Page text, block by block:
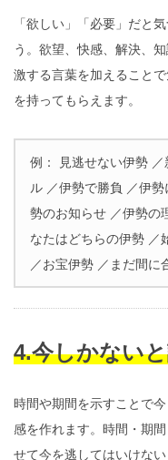
「欲しい」「必要」だと
う。欲望、快感、解決、
激する言葉を加えること
を持ってもらえます。
例： 見逃せない伊勢 ／
ル ／伊勢で勝負 ／伊
勢のお知らせ ／伊勢の
なたはどちらの伊勢 ／
／お宝伊勢 ／まだ間に
4.今しかない
時間や期間を示すことで
感を作れます。時間・期
せて今を逃してはいけな